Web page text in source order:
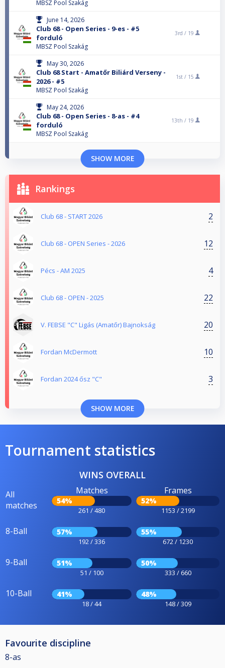
MBSZ Pool Szakág
June 14, 2026
Club 68 - Open Series - 9-es - #5
forduló
MBSZ Pool Szakág
3rd / 19
May 30, 2026
Club 68 Start - Amatőr Biliárd Verseny -
2026 - #5
MBSZ Pool Szakág
1st / 15
May 24, 2026
Club 68 - Open Series - 8-as - #4
forduló
MBSZ Pool Szakág
13th / 19
SHOW MORE
Rankings
Club 68 - START 2026 2
Club 68 - OPEN Series - 2026 12
Pécs - AM 2025 4
Club 68 - OPEN - 2025 22
V. FEBSE "C" Ligás (Amatőr) Bajnokság 20
Fordan McDermott 10
Fordan 2024 ősz "C" 3
SHOW MORE
Tournament statistics
WINS OVERALL
All
matches
Matches
54%
261 / 480
Frames
52%
1153 / 2199
8-Ball 57%
192 / 336
55%
672 / 1230
9-Ball 51%
51 / 100
50%
333 / 660
10-Ball 41%
18 / 44
48%
148 / 309
Favourite discipline
8-as